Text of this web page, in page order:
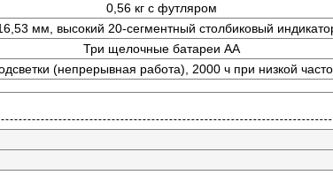
0,56 кг с футляром
мм, высокий 20-сегментный столбиковый
Три щелочные батареи АА
(непрерывная работа), 2000 ч при низкой